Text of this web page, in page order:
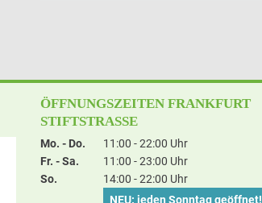
ÖFFNUNGSZEITEN FRANKFURT
STIFTSTRASSE
Mo. - Do.
11:00 - 22:00 Uhr
Fr. - Sa.
11:00 - 23:00 Uhr
So.
14:00 - 22:00 Uhr
NEU: jeden Sonntag geöffnet!